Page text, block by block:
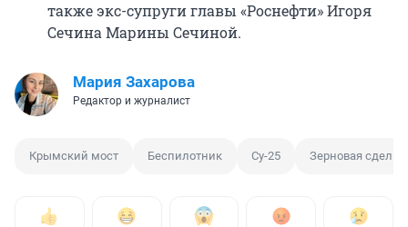
также экс-супруги главы «Роснефти» Игоря
Сечина Марины Сечиной.
Мария Захарова
Редактор и журналист
Крымский мост Беспилотник Су-25 Зерновая сделка